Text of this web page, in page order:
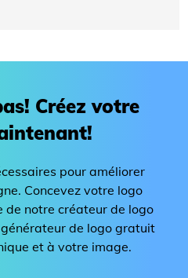
Créez votre
pour améliorer
Concevez votre logo
notre créateur de logo
de logo gratuit
et à votre image.